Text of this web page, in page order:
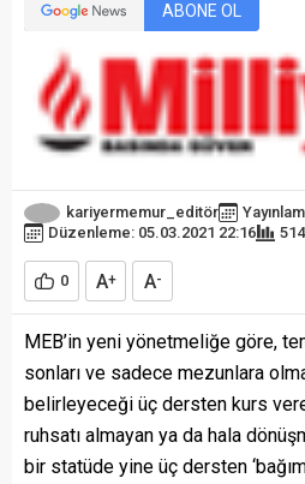
ABONE OL
kariyermemur_editör
Düzenleme: 05.03.2021 22:16
514
0 A+ A-
MEB’in yeni yönetmeliğe göre,
sonları ve sadece mezunlara
belirleyeceği üç dersten kurs
ruhsatı almayan ya da hala
bir statüde yine üç dersten